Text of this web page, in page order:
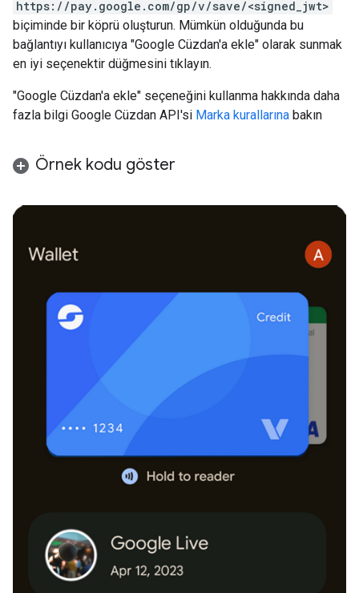
https://pay.google.com/gp/v/save/<signed_jwt>
biçiminde bir köprü oluşturun. Mümkün olduğunda bu
bağlantıyı kullanıcıya "Google Cüzdan'a ekle" olarak sunmak
en iyi seçenektir düğmesini tıklayın.
"Google Cüzdan'a ekle" seçeneğini kullanma hakkında daha
fazla bilgi Google Cüzdan API'si Marka kurallarına bakın
Örnek kodu göster